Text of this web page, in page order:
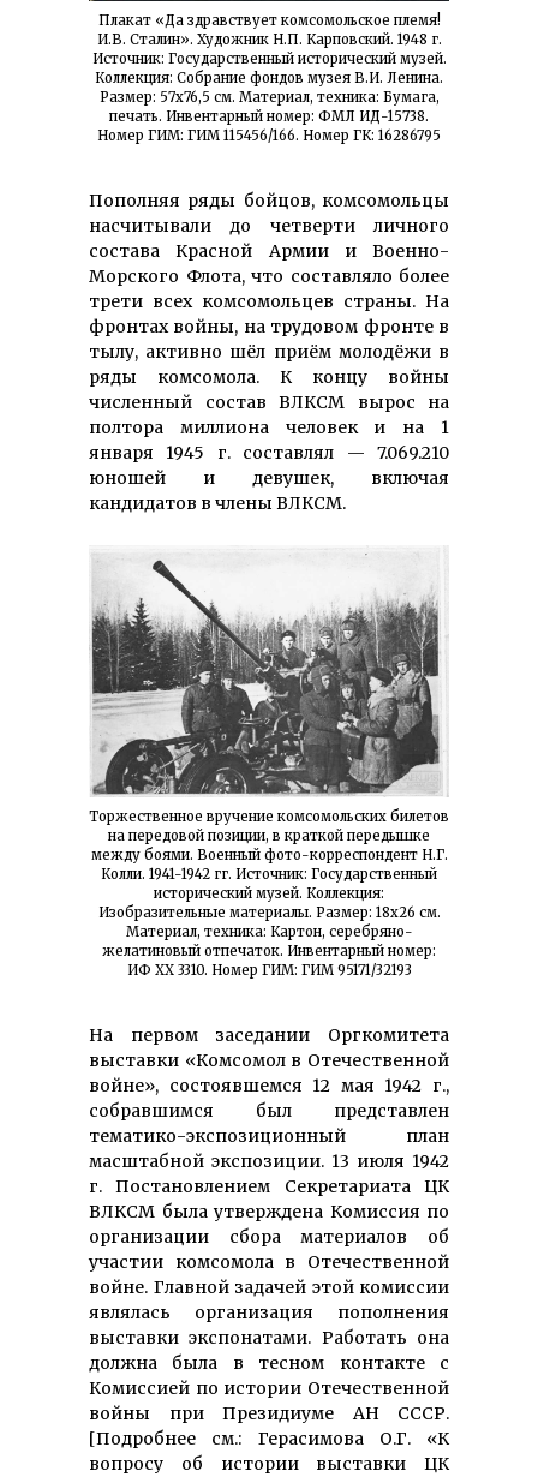
Плакат «Да здравствует комсомольское племя!
И.В. Сталин». Художник Н.П. Карповский. 1948 г.
Источник: Государственный исторический музей.
Коллекция: Собрание фондов музея В.И. Ленина.
Размер: 57х76,5 см. Материал, техника: Бумага,
печать. Инвентарный номер: ФМЛ ИД-15738.
Номер ГИМ: ГИМ 115456/166. Номер ГК: 16286795
Пополняя ряды бойцов, комсомольцы
насчитывали до четверти личного
состава Красной Армии и Военно-
Морского Флота, что составляло более
трети всех комсомольцев страны. На
фронтах войны, на трудовом фронте в
тылу, активно шёл приём молодёжи в
ряды комсомола. К концу войны
численный состав ВЛКСМ вырос на
полтора миллиона человек и на 1
января 1945 г. составлял — 7.069.210
юношей и девушек, включая
кандидатов в члены ВЛКСМ.
Торжественное вручение комсомольских билетов
на передовой позиции, в краткой передышке
между боями. Военный фото-корреспондент Н.Г.
Колли. 1941-1942 гг. Источник: Государственный
исторический музей. Коллекция:
Изобразительные материалы. Размер: 18х26 см.
Материал, техника: Картон, серебряно-
желатиновый отпечаток. Инвентарный номер:
ИФ XX 3310. Номер ГИМ: ГИМ 95171/32193
На первом заседании Оргкомитета
выставки «Комсомол в Отечественной
войне», состоявшемся 12 мая 1942 г.,
собравшимся был представлен
тематико-экспозиционный план
масштабной экспозиции. 13 июля 1942
г. Постановлением Секретариата ЦК
ВЛКСМ была утверждена Комиссия по
организации сбора материалов об
участии комсомола в Отечественной
войне. Главной задачей этой комиссии
являлась организация пополнения
выставки экспонатами. Работать она
должна была в тесном контакте с
Комиссией по истории Отечественной
войны при Президиуме АН СССР.
[Подробнее см.: Герасимова О.Г. «К
вопросу об истории выставки ЦК